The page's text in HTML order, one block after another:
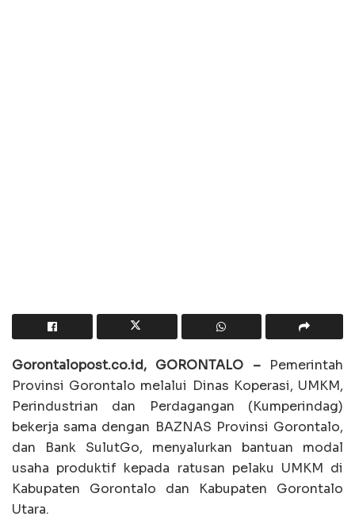
Gorontalopost.co.id, GORONTALO –Pemerintah
Provinsi Gorontalo melalui Dinas Koperasi, UMKM,
Perindustrian dan Perdagangan (Kumperindag)
bekerja sama dengan BAZNAS Provinsi Gorontalo,
dan Bank SulutGo, menyalurkan bantuan modal
usaha produktif kepada ratusan pelaku UMKM di
Kabupaten Gorontalo dan Kabupaten Gorontalo
Utara.